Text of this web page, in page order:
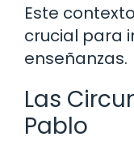
Este
crucial para
enseñanzas.
Las
Pablo